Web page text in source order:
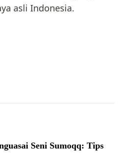
asli Indonesia.
Seni Sumoqq: Tips